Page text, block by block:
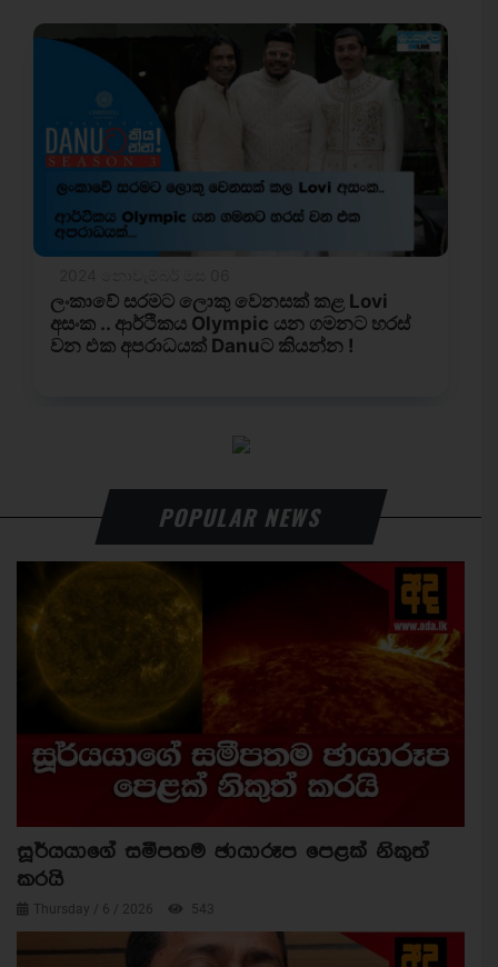
POPULAR NEWS
සූර්යයාගේ සමීපතම ඡායාරූප පෙළක් නිකුත්
කරයි
Thursday / 6 / 2026 543